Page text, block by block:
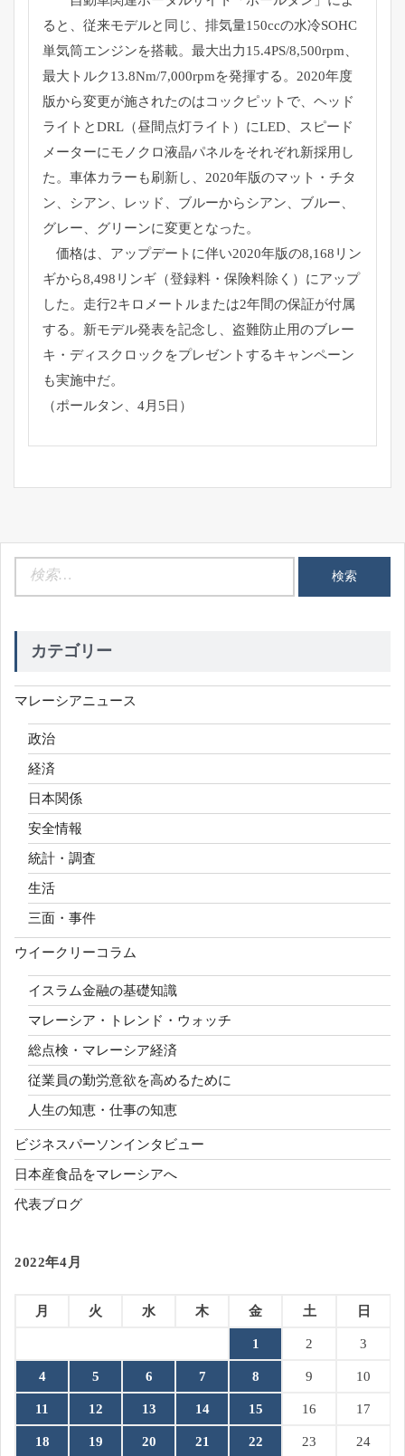
ると、 従来モデルと同じ、 排気量150ccの水冷SOHC
単気筒エンジンを搭載。 最大出力15.4PS/8,500rpm、
最大トルク13.8Nm/7,000rpmを発揮する。 2020年度
版から変更が施されたのはコックピットで、 ヘッド
ライトとDRL（昼間点灯ライト）にLED、
スピード
メーターにモノクロ液晶パネルをそれぞれ新採用し
た。 車体カラーも刷新し、2020年版のマット・チタ
ン、シアン、
レッド、ブルーからシアン、ブルー、
グレー、 グリーンに変更となった。
価格は、アップデートに伴い2020年版の8,168リン
ギから8,498リンギ（登録料・保険料除く） にアップ
した。 走行2キロメートルまたは2年間の保証が付属
する。 新モデル発表を記念し、盗難防止用のブレー
キ・ ディスクロックをプレゼントするキャンペーン
も実施中だ。
（ポールタン、4月5日）
カテゴリー
マレーシアニュース
政治
経済
日本関係
安全情報
統計・調査
生活
三面・事件
ウイークリーコラム
イスラム金融の基礎知識
マレーシア・トレンド・ウォッチ
総点検・マレーシア経済
従業員の勤労意欲を高めるために
人生の知恵・仕事の知恵
ビジネスパーソンインタビュー
日本産食品をマレーシアへ
代表ブログ
2022年4月
月 火 水 木 金 土 日
1 2 3
4 5 6 7 8 9 10
11 12 13 14 15 16 17
18 19 20 21 22 23 24